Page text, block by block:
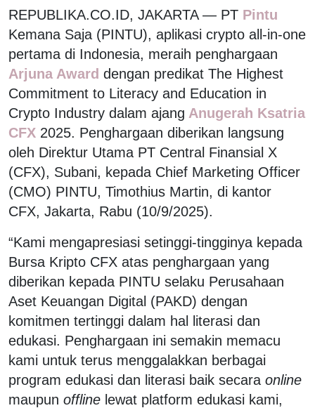
REPUBLIKA.CO.ID, JAKARTA — PT Pintu
Kemana Saja (PINTU), aplikasi crypto all-in-one
pertama di Indonesia, meraih penghargaan
Arjuna Award dengan predikat The Highest
Commitment to Literacy and Education in
Crypto Industry dalam ajang Anugerah Ksatria
CFX 2025. Penghargaan diberikan langsung
oleh Direktur Utama PT Central Finansial X
(CFX), Subani, kepada Chief Marketing Officer
(CMO) PINTU, Timothius Martin, di kantor
CFX, Jakarta, Rabu (10/9/2025).
“Kami mengapresiasi setinggi-tingginya kepada
Bursa Kripto CFX atas penghargaan yang
diberikan kepada PINTU selaku Perusahaan
Aset Keuangan Digital (PAKD) dengan
komitmen tertinggi dalam hal literasi dan
edukasi. Penghargaan ini semakin memacu
kami untuk terus menggalakkan berbagai
program edukasi dan literasi baik secara online
maupun offline lewat platform edukasi kami,